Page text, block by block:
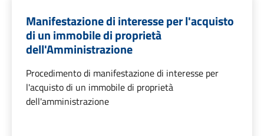
Manifestazione di interesse per l'acquisto
di un immobile di proprietà
dell'Amministrazione
Procedimento di manifestazione di interesse per
l'acquisto di un immobile di proprietà
dell'amministrazione